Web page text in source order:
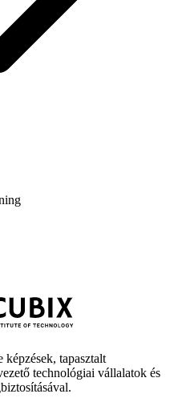
tapasztalt
technológiai vállalatok és